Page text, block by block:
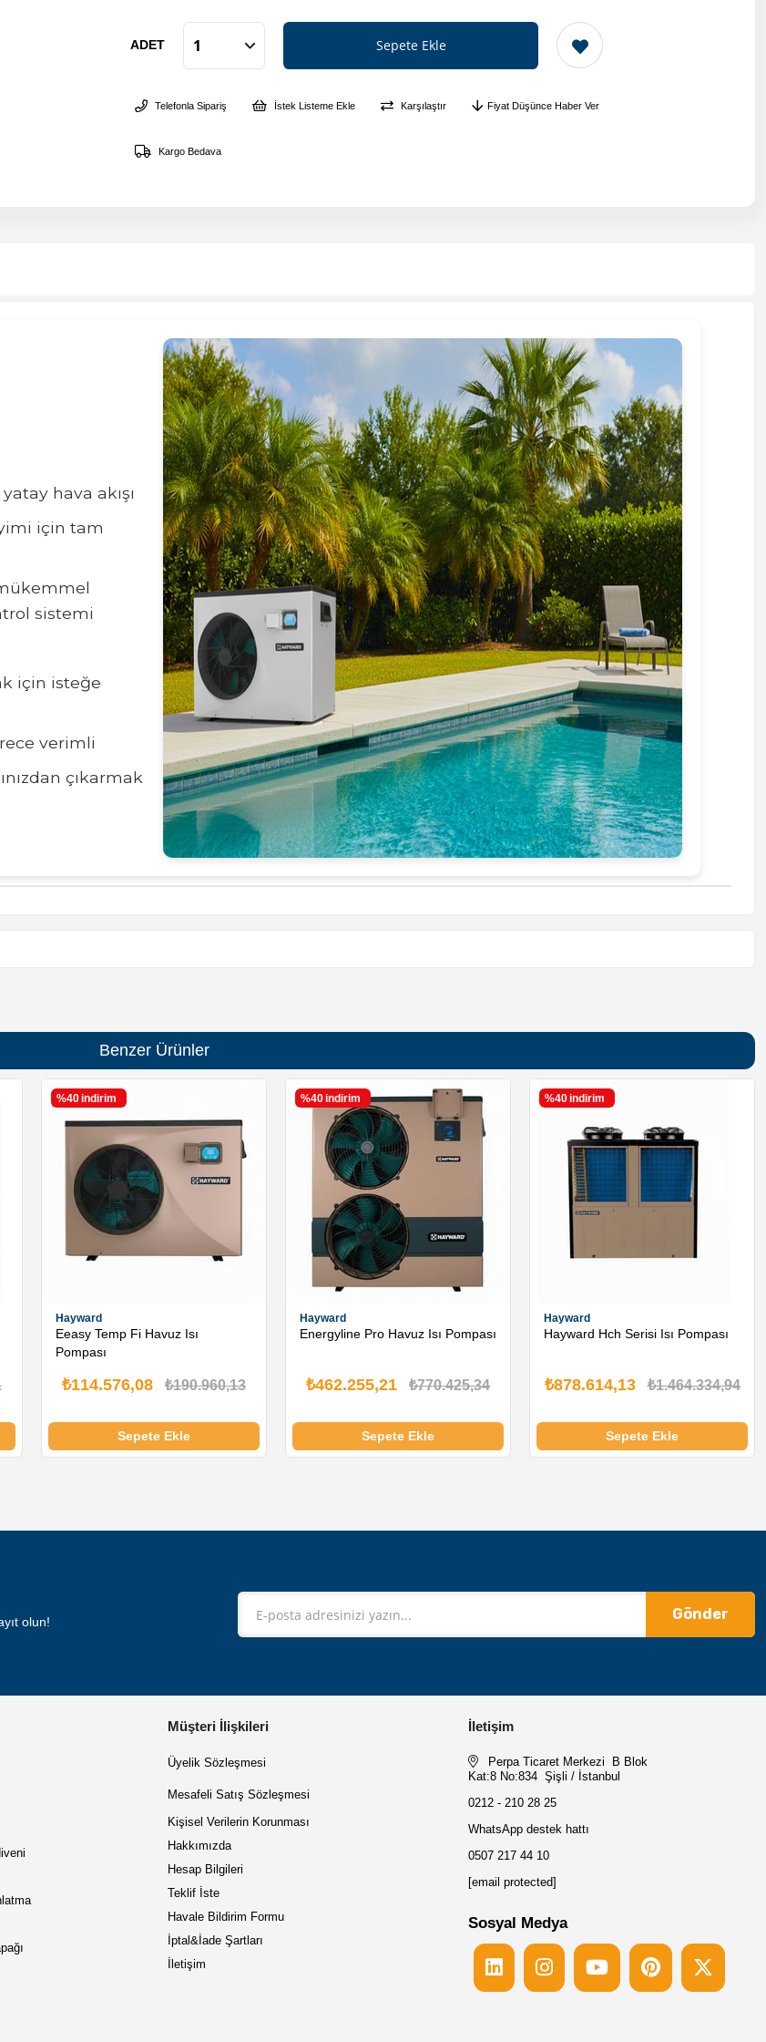
ADET
Telefonla Sipariş İstek Listeme Ekle Karşılaştır Fiyat Düşünce Haber Ver
Kargo Bedava
hava akışı
için tam
sistemi
için isteğe
verimli
çıkarmak
Benzer Ürünler
Hayward
Eeasy Temp Fi Havuz Isı
Pompası
₺114.576,08 ₺190.960,13
Sepete Ekle
%40i̇ndirim
Hayward
Energyline Pro Havuz Isı Pompası
₺462.255,21 ₺770.425,34
Sepete Ekle
%40i̇ndirim
Hayward
Hayward Hch Serisi Isı Pompası
₺878.614,13 ₺1.464.334,94
Sepete Ekle
%40i̇ndirim
olun! Gönder
Müşteri İlişkileri
Üyelik Sözleşmesi
Mesafeli Satış Sözleşmesi
Kişisel Verilerin Korunması
Hakkımızda
Hesap Bilgileri
Teklif İste
Havale Bildirim Formu
İptal&İade Şartları
İletişim
İletişim
Perpa Ticaret Merkezi B Blok
Kat:8 No:834 Şişli / İstanbul
0212 - 210 28 25
WhatsApp destek hattı
0507 217 44 10
[email protected]
Sosyal Medya